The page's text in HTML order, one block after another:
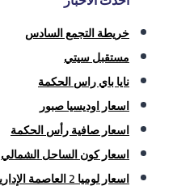
خريطة التجمع السادس
مستقبل سيتي
نايا باي راس الحكمة
اسعار اوديسيا صبور
اسعار صافية رأس الحكمة
اسعار كون الساحل الشمالي
اسعار لوميا 2 العاصمة الإدارية